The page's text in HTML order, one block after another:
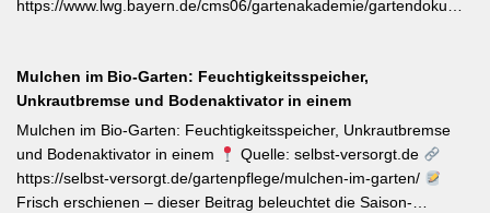
https://www.lwg.bayern.de/cms06/gartenakademie/
Gartenbewirtschaftung – unabhängig von der Gartengröße –
einen messbaren Beitrag zur regionalen Artenvielfalt leistet.
Nützlingsförderung, strukturreiche Beete und der Verzicht auf
Pestizide sind die entscheidenden Stellschrauben. Ein
motivierender Impuls für jeden GBV-Garten. [Thema-Tag:
#Biodiversität #Gartengestaltung #Naturnahergarten]
Mulchen im Bio-Garten: Feuchtigkeitsspeicher,
Unkrautbremse und Bodenaktivator in einem
Mulchen im Bio-Garten: Feuchtigkeitsspeicher, Unkrautbremse
und Bodenaktivator in einem
Quelle: selbst-versorgt.de
https://selbst-versorgt.de/gartenpflege/mulchen-im-garten/
Frisch erschienen – dieser Beitrag beleuchtet die Saison-